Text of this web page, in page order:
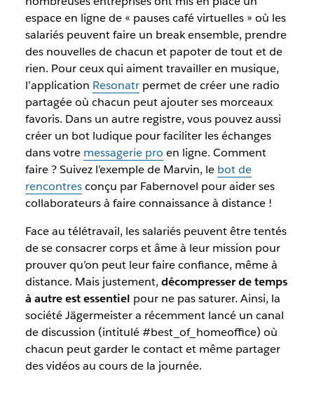
espace en ligne de « pauses café virtuelles » où les
salariés peuvent faire un break ensemble, prendre
des nouvelles de chacun et papoter de tout et de
rien. Pour ceux qui aiment travailler en musique,
l’application Resonatrpermet de créer une radio
partagée où chacun peut ajouter ses morceaux
favoris. Dans un autre registre, vous pouvez aussi
créer un bot ludique pour faciliter les échanges
dans votre messagerie pro en ligne. Comment
faire ? Suivez l’exemple de Marvin, le bot de
rencontresconçu par Fabernovel pour aider ses
collaborateurs à faire connaissance à distance !
Face au télétravail, les salariés peuvent être tentés
de se consacrer corps et âme à leur mission pour
prouver qu’on peut leur faire confiance, même à
distance. Mais justement, décompresser de temps
à autre est essentiel pour ne pas saturer. Ainsi, la
société Jägermeister a récemment lancé un canal
de discussion (intitulé #best_of_homeoffice) où
chacun peut garder le contact et même partager
des vidéos au cours de la journée.